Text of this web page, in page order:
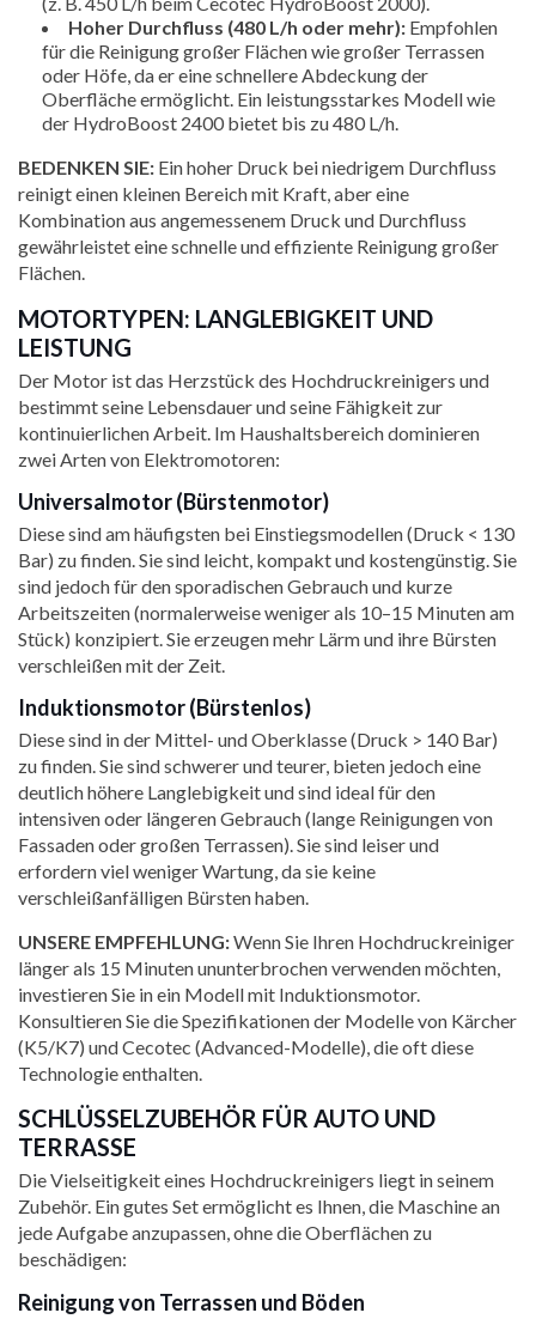
Hoher Durchfluss (480 L/h oder mehr): Empfohlen
für die Reinigung großer Flächen wie großer Terrassen
oder Höfe, da er eine schnellere Abdeckung der
Oberfläche ermöglicht. Ein leistungsstarkes Modell wie
der HydroBoost 2400 bietet bis zu 480 L/h.
BEDENKEN SIE: Ein hoher Druck bei niedrigem Durchfluss
reinigt einen kleinen Bereich mit Kraft, aber eine
Kombination aus angemessenem Druck und Durchfluss
gewährleistet eine schnelle und effiziente Reinigung großer
Flächen.
MOTORTYPEN: LANGLEBIGKEIT UND
LEISTUNG
Der Motor ist das Herzstück des Hochdruckreinigers und
bestimmt seine Lebensdauer und seine Fähigkeit zur
kontinuierlichen Arbeit. Im Haushaltsbereich dominieren
zwei Arten von Elektromotoren:
Universalmotor (Bürstenmotor)
Diese sind am häufigsten bei Einstiegsmodellen (Druck < 130
Bar) zu finden. Sie sind leicht, kompakt und kostengünstig. Sie
sind jedoch für den sporadischen Gebrauch und kurze
Arbeitszeiten (normalerweise weniger als 10–15 Minuten am
Stück) konzipiert. Sie erzeugen mehr Lärm und ihre Bürsten
verschleißen mit der Zeit.
Induktionsmotor (Bürstenlos)
Diese sind in der Mittel- und Oberklasse (Druck > 140 Bar)
zu finden. Sie sind schwerer und teurer, bieten jedoch eine
deutlich höhere Langlebigkeit und sind ideal für den
intensiven oder längeren Gebrauch (lange Reinigungen von
Fassaden oder großen Terrassen). Sie sind leiser und
erfordern viel weniger Wartung, da sie keine
verschleißanfälligen Bürsten haben.
UNSERE EMPFEHLUNG:Wenn Sie Ihren Hochdruckreiniger
länger als 15 Minuten ununterbrochen verwenden möchten,
investieren Sie in ein Modell mit Induktionsmotor.
Konsultieren Sie die Spezifikationen der Modelle von Kärcher
(K5/K7) und Cecotec (Advanced-Modelle), die oft diese
Technologie enthalten.
SCHLÜSSELZUBEHÖR FÜR AUTO UND
TERRASSE
Die Vielseitigkeit eines Hochdruckreinigers liegt in seinem
Zubehör. Ein gutes Set ermöglicht es Ihnen, die Maschine an
jede Aufgabe anzupassen, ohne die Oberflächen zu
beschädigen:
Reinigung von Terrassen und Böden